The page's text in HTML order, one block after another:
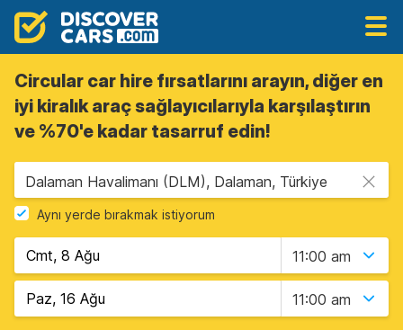
Circular car hire fırsatlarını arayın, diğer en
iyi kiralık araç sağlayıcılarıyla karşılaştırın
ve %70'e kadar tasarruf edin!
Dalaman Havalimanı (DLM), Dalaman, Türkiye
Aynı yerde bırakmak istiyorum
11:00 am
11:00 am